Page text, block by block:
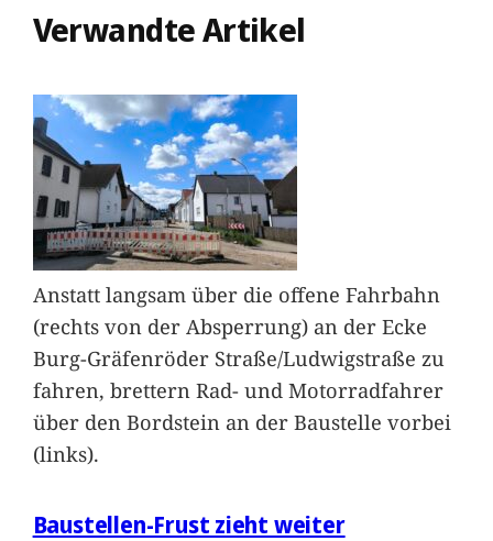
Verwandte Artikel
Anstatt langsam über die offene Fahrbahn
(rechts von der Absperrung) an der Ecke
Burg-Gräfenröder Straße/Ludwigstraße zu
fahren, brettern Rad- und Motorradfahrer
über den Bordstein an der Baustelle vorbei
(links).
Baustellen-Frust zieht weiter